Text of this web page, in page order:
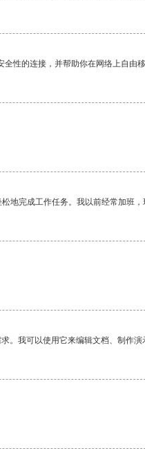
性的连接，并帮助你在网络上自由移
地完成工作任务。我以前经常加班
。我可以使用它来编辑文档、制作演